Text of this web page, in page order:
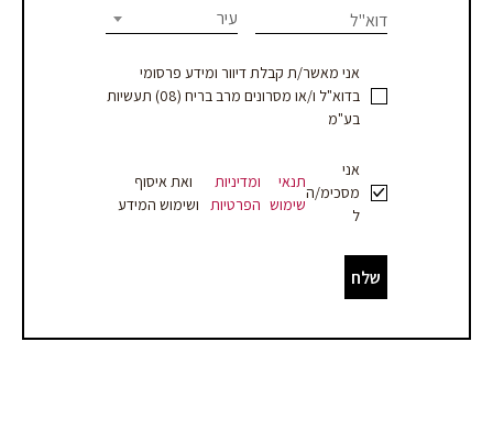
עמוד
מוצר
-
דוא"ל עיר
אני מאשר/ת קבלת דיוור ומידע פרסומי
בדוא"ל ו/או מסרונים מרב בריח (08) תעשיות
בע"מ
אני
מסכימ/ה
ל
תנאי
שימוש
ומדיניות
הפרטיות
ואת איסוף
ושימוש המידע
שלח
this
field
blank.